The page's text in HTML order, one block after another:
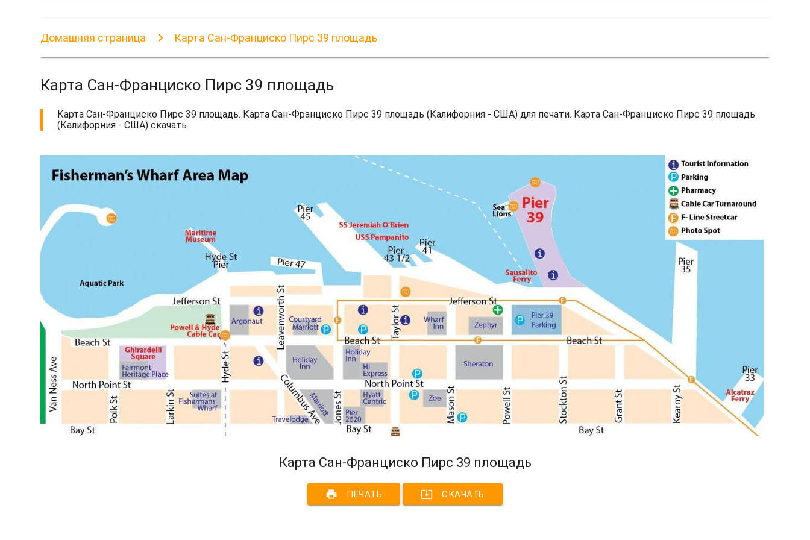
Домашняя страница Карта Сан-Франциско Пирс 39 площадь
Карта Сан-Франциско Пирс 39 площадь
Карта Сан-Франциско Пирс 39 площадь. Карта Сан-Франциско Пирс 39 площадь (Калифорния - США) для печати. Карта Сан-Франциско Пирс 39 площадь
(Калифорния - США) скачать.
Карта Сан-Франциско Пирс 39 площадь
print ПЕЧАТЬ system_update_alt СКАЧАТЬ